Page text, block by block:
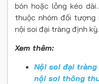
bón hoặc lỏng kéo
thuộc nhóm đối tượng
nội soi đại tràng định kỳ.
Xem thêm:
Nội soi đại
nội soi thông